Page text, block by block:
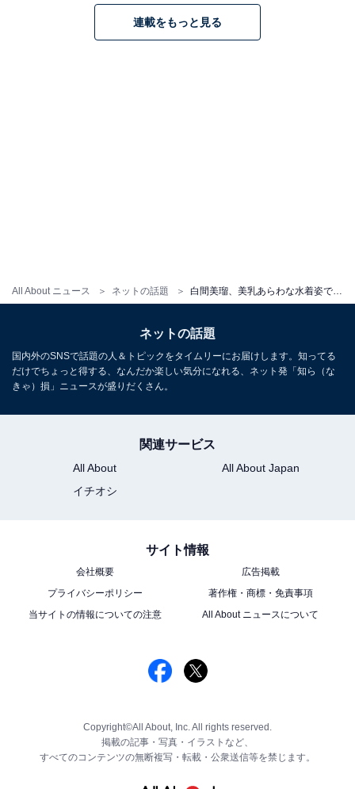
All About ニュース ネットの話題
連載をもっと見る
ネットの話題
国内外のSNSで話題の人＆トピックをタイムリーにお届けします。知ってる
だけでちょっと得する、なんだか楽しい気分になれる、ネット発「知ら（な
きゃ）損」ニュースが盛りだくさん。
関連サービス
All About
All About Japan
イチオシ
サイト情報
会社概要
広告掲載
プライバシーポリシー
著作権・商標・免責事項
当サイトの情報についての注意
All About ニュースについて
Copyright©All About, Inc. All rights reserved.
掲載の記事・写真・イラストなど、
すべてのコンテンツの無断複写・転載・公衆送信等を禁じます。